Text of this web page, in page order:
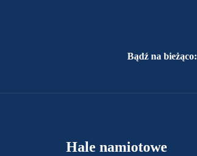
Bądź na bieżąco:
Hale namiotowe